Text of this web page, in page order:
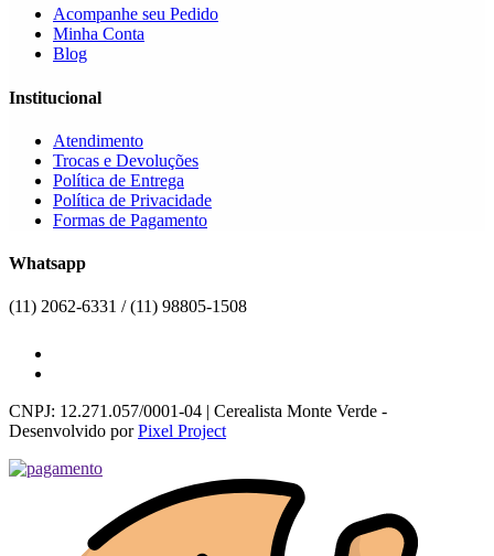
Acompanhe seu Pedido
Minha Conta
Blog
Institucional
Atendimento
Trocas e Devoluções
Política de Entrega
Política de Privacidade
Formas de Pagamento
Whatsapp
(11) 2062-6331 / (11) 98805-1508
CNPJ: 12.271.057/0001-04 | Cerealista Monte Verde -
Desenvolvido porPixel Project